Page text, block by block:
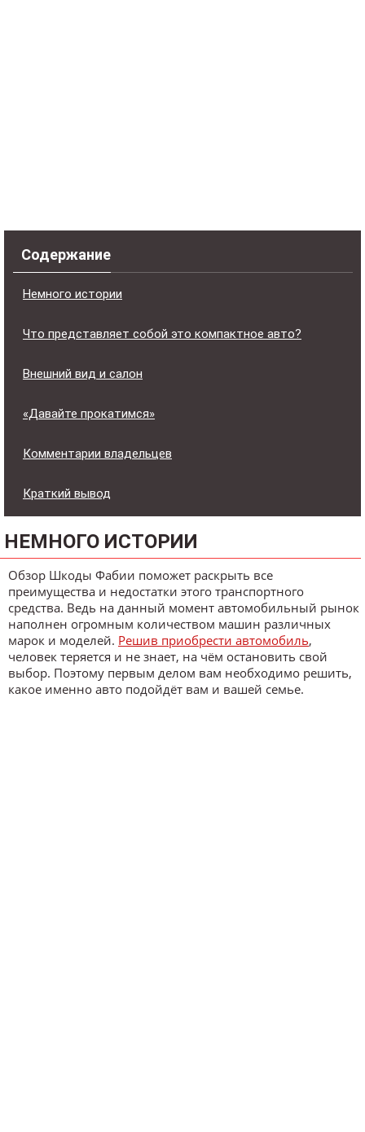
Содержание
Немного истории
Что представляет собой это компактное авто?
Внешний вид и салон
«Давайте прокатимся»
Комментарии владельцев
Краткий вывод
НЕМНОГО ИСТОРИИ
Обзор Шкоды Фабии поможет раскрыть все
преимущества и недостатки этого транспортного
средства. Ведь на данный момент автомобильный рынок
наполнен огромным количеством машин различных
марок и моделей. Решив приобрести автомобиль,
человек теряется и не знает, на чём остановить свой
выбор. Поэтому первым делом вам необходимо решить,
какое именно авто подойдёт вам и вашей семье.